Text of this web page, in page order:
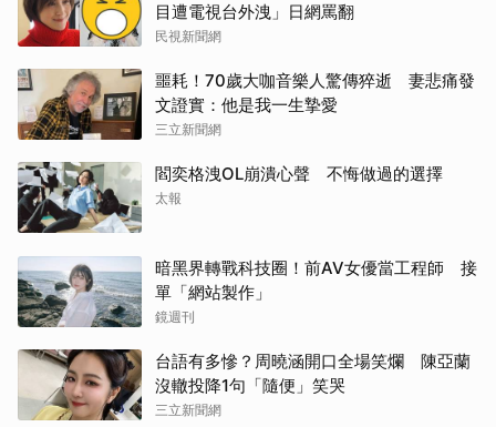
目遭電視台外洩」日網罵翻
民視新聞網
噩耗！70歲大咖音樂人驚傳猝逝 妻悲痛發
文證實：他是我一生摯愛
三立新聞網
閻奕格洩OL崩潰心聲 不悔做過的選擇
太報
暗黑界轉戰科技圈！前AV女優當工程師 接
單「網站製作」
鏡週刊
台語有多慘？周曉涵開口全場笑爛 陳亞蘭
沒轍投降1句「隨便」笑哭
三立新聞網